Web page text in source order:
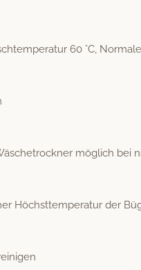
60 °C,
möglich bei
Höch­st­tem­per­atur der